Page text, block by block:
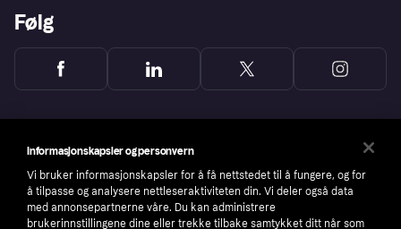
Følg
Informasjonskapsler og personvern
Vi bruker informasjonskapsler for å få nettstedet til å fungere, og for
å tilpasse og analysere nettleseraktiviteten din. Vi deler også data
med annonsepartnerne våre. Du kan administrere
brukerinnstillingene dine eller trekke tilbake samtykket ditt når som